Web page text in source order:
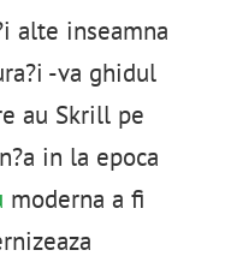
alte inseamna
-va ghidul
au Skrill pe
in la epoca
moderna a fi